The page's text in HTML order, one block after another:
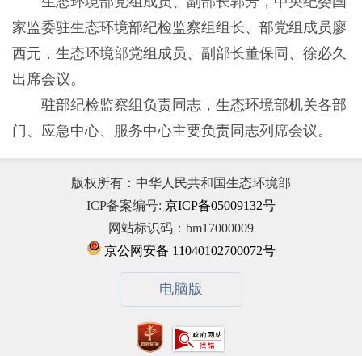
家监委驻生态环境部纪检监察组组长、部党组成员廖
西元，生态环境部党组成员、副部长董保同、徐必久
出席会议。
驻部纪检监察组负责同志，生态环境部机关各部
门、应急中心、服务中心主要负责同志列席会议。
版权所有：中华人民共和国生态环境部
ICP备案编号: 京ICP备05009132号
网站标识码：bm17000009
京公网安备 11040102700072号
电脑版